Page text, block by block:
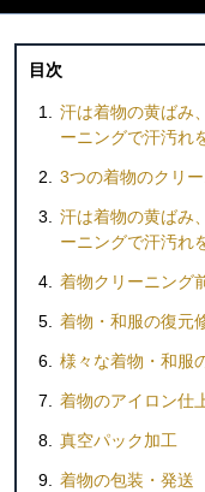
目次
汗は着物の黄ばみ
ーニングで汗汚れ
3つの着物のクリ
汗は着物の黄ばみ
ーニングで汗汚れ
着物クリーニング
着物・和服の復元
様々な着物・和服
着物のアイロン仕
真空パック加工
着物の包装・発送